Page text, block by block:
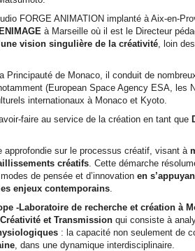
FORGE ANIMATION implanté à Aix-en-
à Marseille où il est le Directeur
vision singulière de la créativité , loin
Principauté de Monaco, il conduit de
(European Space Agency ESA, les
internationaux à Monaco et Kyoto.
faire au service de la création en tant que
approfondie sur le processus créatif, visant à
créatifs . Cette démarche
de pensée et d’innovation en
enjeux contemporains
-Laboratoire de recherche et création à
et Transmission qui consiste à
: la capacité non seulement de
, dans une dynamique interdisciplinaire.